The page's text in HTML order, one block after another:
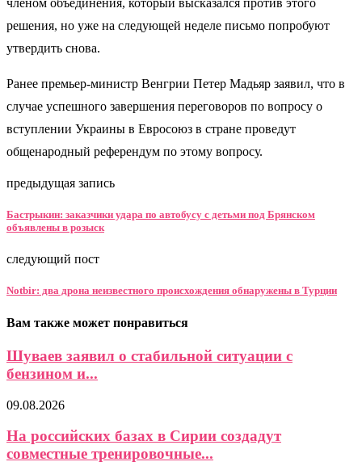
решения, но уже на следующей неделе письмо попробуют
утвердить снова.
Ранее премьер-министр Венгрии Петер Мадьяр заявил, что в
случае успешного завершения переговоров по вопросу о
вступлении Украины в Евросоюз в стране проведут
общенародный референдум по этому вопросу.
предыдущая запись
Бастрыкин: заказчики удара по автобусу с детьми под Брянском
объявлены в розыск
следующий пост
Notbir: два дрона неизвестного происхождения обнаружены в Турции
Вам также может понравиться
Шуваев заявил о стабильной ситуации с
бензином и...
09.08.2026
На российских базах в Сирии создадут
совместные тренировочные...